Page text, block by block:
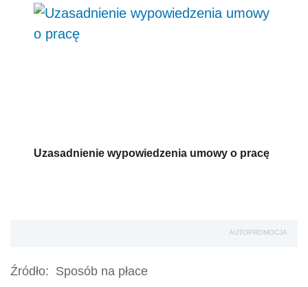
Uzasadnienie wypowiedzenia umowy o pracę
AUTOPROMOCJA
Źródło: Sposób na płace